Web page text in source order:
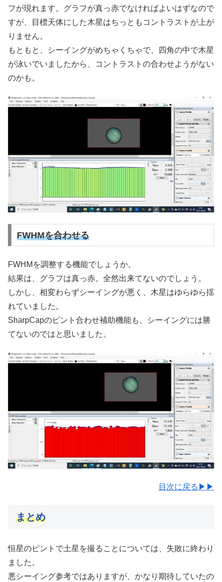
フが現れます。グラフが真っ赤でなければよいはずなので
すが、目標天体にした木星はちっともコントラストが上が
りません。
もともと、シーイングがめちゃくちゃで、四角の中で木星
が泳いでいましたから、コントラストの合わせようがない
のかも。
FWHMを合わせる
FWHMを調整する機能でしょうか。
結果は、グラフは真っ赤。全然出来てないのでしょう。
しかし、相変わらずシーイングが悪く、木星はゆらゆら揺
れていました。
SharpCapのピント合わせ補助機能も、シーイングには勝
てないのではと思いました。
目次に戻る▶▶
まとめ
恒星のピントで土星を撮ることについては、失敗に終わり
ました。
悪シーイング参考ではありますが、かなり期待していたの